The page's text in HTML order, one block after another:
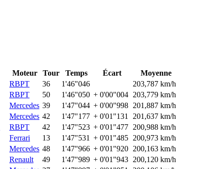
Moteur Tour Temps Écart
Moyenne
RBPT 36 1'46"046
203,787 km/h
RBPT 50 1'46"050 + 0'00"004 203,779 km/h
Mercedes 39 1'47"044 + 0'00"998 201,887 km/h
Mercedes 42 1'47"177 + 0'01"131
201,637 km/h
RBPT 42 1'47"523 + 0'01"477 200,988 km/h
Ferrari 13 1'47"531 + 0'01"485 200,973 km/h
Mercedes 48 1'47"966 + 0'01"920 200,163 km/h
Renault 49 1'47"989 + 0'01"943 200,120 km/h